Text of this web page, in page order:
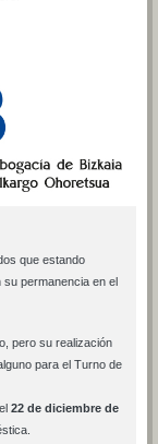
que estando
permanencia en el
pero su realización
para el Turno de
22de diciembre de